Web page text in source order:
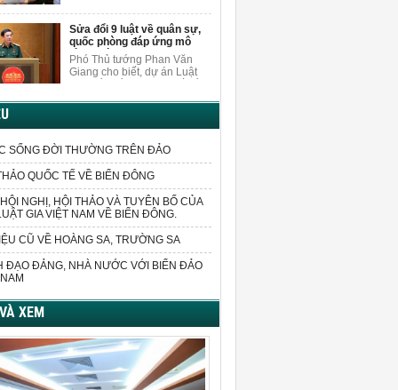
một số điều của Luật Trách
nhiệm bồi thường của Nhà
nước.
Sửa đổi 9 luật về quân sự,
quốc phòng đáp ứng mô
hình chính quyền 2 cấp
Phó Thủ tướng Phan Văn
Giang cho biết, dự án Luật
đề cấp bách phát sinh trong
SỐNG ĐỜI THƯỜNG TRÊN ĐẢO
QUỐC TẾ VỀ BIỂN ĐÔNG
NGHỊ, HỘI THẢO VÀ TUYÊN BỐ CỦA
GIA VIỆT NAM VỀ BIỂN ĐÔNG.
CŨ VỀ HOÀNG SA, TRƯỜNG SA
ĐẠO ĐẢNG, NHÀ NƯỚC VỚI BIỂN ĐẢO
XEM